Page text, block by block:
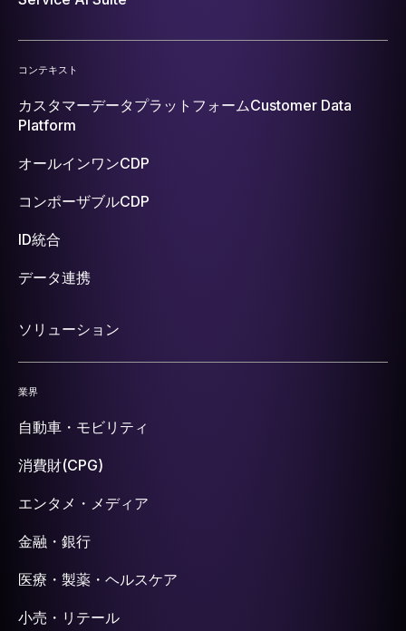
コンテキスト
カスタマーデータプラットフォームCustomer Data
Platform
オールインワンCDP
コンポーザブルCDP
ID統合
データ連携
ソリューション
業界
自動車・モビリティ
消費財(CPG)
エンタメ・メディア
金融・銀行
医療・製薬・ヘルスケア
小売・リテール